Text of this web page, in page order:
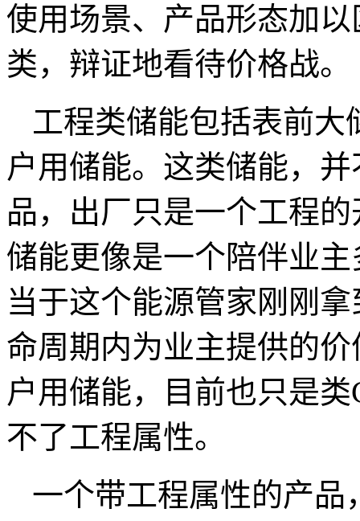
使用场景、产品形态加
类，辩证地看待价格战。
工程类储能包括表前
户用储能。这类储能，
品，出厂只是一个工程
储能更像是一个陪伴业
当于这个能源管家刚刚
命周期内为业主提供的
户用储能，目前也只是
不了工程属性。
一个带工程属性的产品